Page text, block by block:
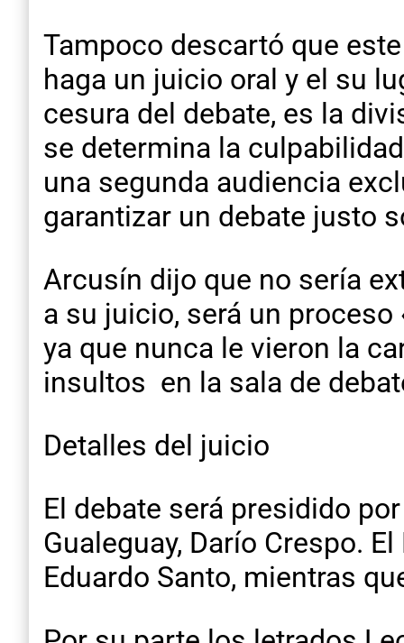
Tampoco descartó que
haga un juicio oral y el su
cesura del debate, es la
se determina la
una segunda audiencia
garantizar un debate justo
Arcusín dijo que no sería
a su juicio, será un
ya que nunca le vieron la
insultos en la sala de
Detalles del juicio
El debate será presidido
Gualeguay, Darío Crespo.
Eduardo Santo, mientras